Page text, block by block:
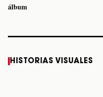
álbum
HISTORIAS VISUALES
Caifanes regresa
a Monterrey el
Fallece
Staiti,